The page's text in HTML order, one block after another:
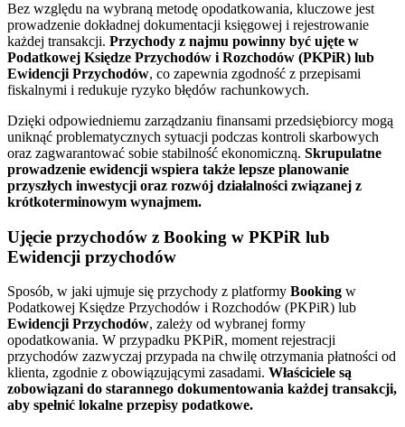
Bez względu na wybraną metodę opodatkowania, kluczowe jest
prowadzenie dokładnej dokumentacji księgowej i rejestrowanie
każdej transakcji. Przychody z najmu powinny być ujęte w
Podatkowej Księdze Przychodów i Rozchodów (PKPiR) lub
Ewidencji Przychodów, co zapewnia zgodność z przepisami
fiskalnymi i redukuje ryzyko błędów rachunkowych.
Dzięki odpowiedniemu zarządzaniu finansami przedsiębiorcy mogą
uniknąć problematycznych sytuacji podczas kontroli skarbowych
oraz zagwarantować sobie stabilność ekonomiczną. Skrupulatne
prowadzenie ewidencji wspiera także lepsze planowanie
przyszłych inwestycji oraz rozwój działalności związanej z
krótkoterminowym wynajmem.
Ujęcie przychodów z Booking w PKPiR lub
Ewidencji przychodów
Sposób, w jaki ujmuje się przychody z platformy Booking w
Podatkowej Księdze Przychodów i Rozchodów (PKPiR) lub
Ewidencji Przychodów, zależy od wybranej formy
opodatkowania. W przypadku PKPiR, moment rejestracji
przychodów zazwyczaj przypada na chwilę otrzymania płatności od
klienta, zgodnie z obowiązującymi zasadami. Właściciele są
zobowiązani do starannego dokumentowania każdej transakcji,
aby spełnić lokalne przepisy podatkowe.